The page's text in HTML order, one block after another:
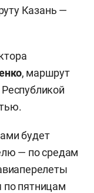
Казань —
, маршрут
будет
— по средам
по пятницам